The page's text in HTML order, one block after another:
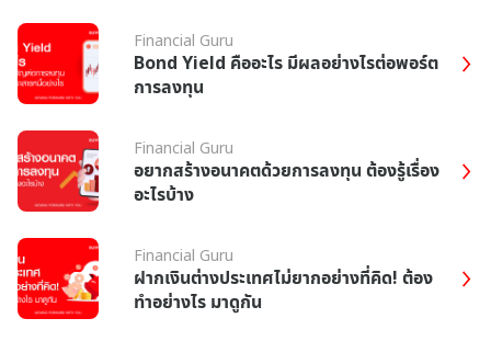
Financial Guru
Bond Yield คืออะไร มีผลอย่างไรต่อพอร์ต
การลงทุน
Financial Guru
อยากสร้างอนาคตด้วยการลงทุน ต้องรู้เรื่อง
อะไรบ้าง
Financial Guru
ฝากเงินต่างประเทศไม่ยากอย่างที่คิด! ต้อง
ทำอย่างไร มาดูกัน